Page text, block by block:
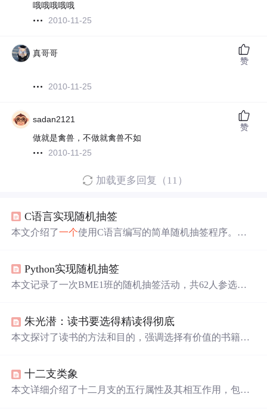
哦哦哦哦哦
2010-11-25
真哥哥
2010-11-25
赞
sadan2121
做就是禽兽，不做就禽兽不如
2010-11-25
赞
加载更多回复（11）
C语言实现随机抽签
本文介绍了一个使用C语言编写的简单随机抽签程序。该
单的定义、随机数种子初始化、重复检查机制以及抽签结
果展示。
Python实现随机抽签
本文记录了一次BME1班的随机抽签活动，共62人参选，
朱光潜：读书要选得精读得彻底
本文探讨了读书的方法和目的，强调选择有价值的书籍深
十二支类象
本文详细介绍了十二月支的五行属性及其相互作用，包括